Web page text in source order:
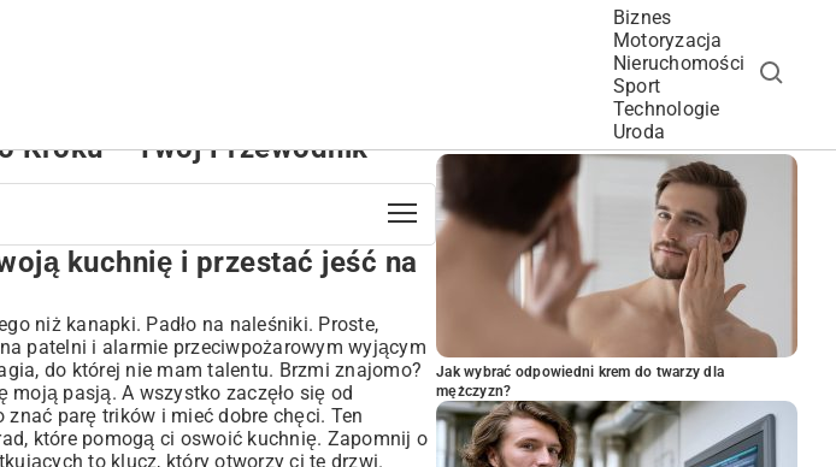
Biznes
Motoryzacja
Nieruchomości
Sport
Technologie
Uroda
Kroku – Twój Przewodnik
mieściekuchnię i przestać jeść na
niż kanapki. Padło na naleśniki. Proste,
patelni i alarmie przeciwpożarowym wyjącym
do której nie mam talentu. Brzmi znajomo?
pasją. A wszystko zaczęło się od
parę trików i mieć dobre chęci. Ten
które pomogą ci oswoić kuchnię. Zapomnij o
to klucz, który otworzy ci te drzwi.
POPULARNE ARTYKUŁY
Jak wybrać odpowiedni krem do twarzy dla
mężczyzn?